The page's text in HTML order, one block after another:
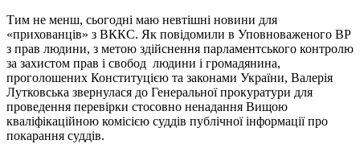
Тим не менш, сьогодні маю невтішні новини для
«прихованців» з ВККС. Як повідомили в Уповноваженого ВР
з прав людини, з метою здійснення парламентського контролю
за захистом прав і свобод людини і громадянина,
проголошених Конституцією та законами України, Валерія
Лутковська звернулася до Генеральної прокуратури для
проведення перевірки стосовно ненадання Вищою
кваліфікаційною комісією суддів публічної інформації про
покарання суддів.